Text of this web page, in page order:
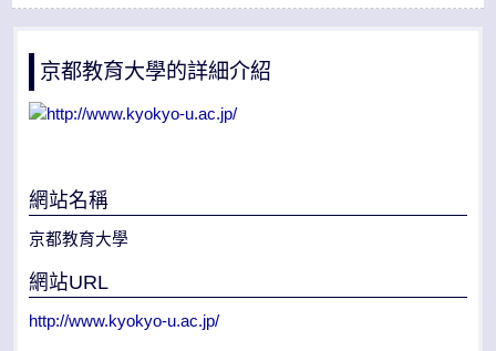
京都教育大學的詳細介紹
網站名稱
京都教育大學
網站URL
http://www.kyokyo-u.ac.jp/